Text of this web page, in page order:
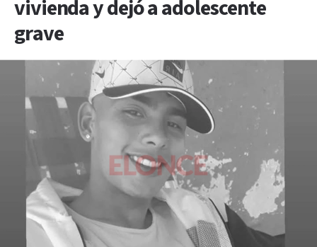
vivienda y dejó a adolescente
grave